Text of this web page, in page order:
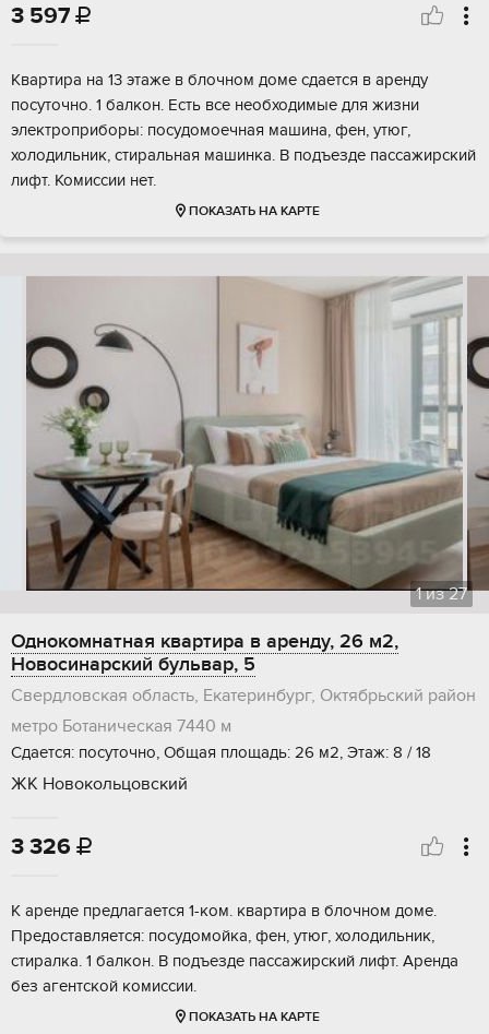
3 597 
Квартира на 13 этаже в блочном доме сдается в аренду
посуточно. 1 балкон. Есть все необходимые для жизни
электроприборы: посудомоечная машина, фен, утюг,
холодильник, стиральная машинка. В подъезде пассажирский
лифт. Комиссии нет.
ПОКАЗАТЬ НА КАРТЕ
1из27
Однокомнатная квартира в аренду, 26 м2,
Новосинарский бульвар, 5
Свердловская область, Екатеринбург, Октябрьский район
метро Ботаническая 7440 м
Сдается: посуточно, Общая площадь: 26 м2, Этаж: 8 / 18
ЖК Новокольцовский
3 326 
К аренде предлагается 1-ком. квартира в блочном доме.
Предоставляется: посудомойка, фен, утюг, холодильник,
стиралка. 1 балкон. В подъезде пассажирский лифт. Аренда
без агентской комиссии.
ПОКАЗАТЬ НА КАРТЕ